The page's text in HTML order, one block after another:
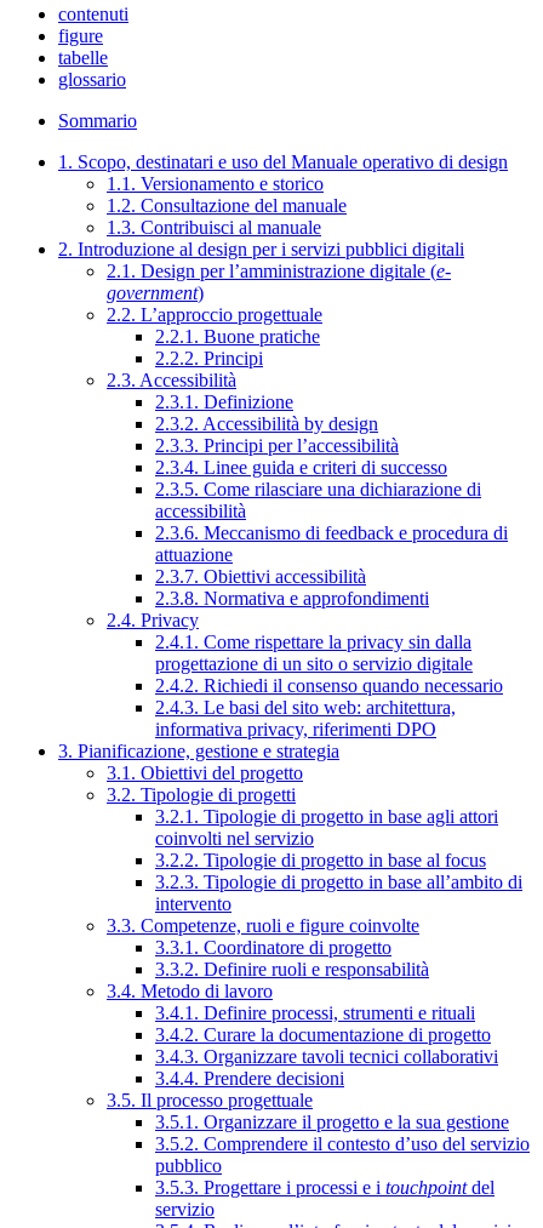
contenuti
figure
tabelle
glossario
Sommario
1. Scopo, destinatari e uso del Manuale operativo di design
1.1. Versionamento e storico
1.2. Consultazione del manuale
1.3. Contribuisci al manuale
2. Introduzione al design per i servizi pubblici digitali
2.1. Design per l’amministrazione digitale (e-
government)
2.2. L’approccio progettuale
2.2.1. Buone pratiche
2.2.2. Principi
2.3. Accessibilità
2.3.1. Definizione
2.3.2. Accessibilità by design
2.3.3. Principi per l’accessibilità
2.3.4. Linee guida e criteri di successo
2.3.5. Come rilasciare una dichiarazione di
accessibilità
2.3.6. Meccanismo di feedback e procedura di
attuazione
2.3.7. Obiettivi accessibilità
2.3.8. Normativa e approfondimenti
2.4. Privacy
2.4.1. Come rispettare la privacy sin dalla
progettazione di un sito o servizio digitale
2.4.2. Richiedi il consenso quando necessario
2.4.3. Le basi del sito web: architettura,
informativa privacy, riferimenti DPO
3. Pianificazione, gestione e strategia
3.1. Obiettivi del progetto
3.2. Tipologie di progetti
3.2.1. Tipologie di progetto in base agli attori
coinvolti nel servizio
3.2.2. Tipologie di progetto in base al focus
3.2.3. Tipologie di progetto in base all’ambito di
intervento
3.3. Competenze, ruoli e figure coinvolte
3.3.1. Coordinatore di progetto
3.3.2. Definire ruoli e responsabilità
3.4. Metodo di lavoro
3.4.1. Definire processi, strumenti e rituali
3.4.2. Curare la documentazione di progetto
3.4.3. Organizzare tavoli tecnici collaborativi
3.4.4. Prendere decisioni
3.5. Il processo progettuale
3.5.1. Organizzare il progetto e la sua gestione
3.5.2. Comprendere il contesto d’uso del servizio
pubblico
3.5.3. Progettare i processi e i touchpointdel
servizio